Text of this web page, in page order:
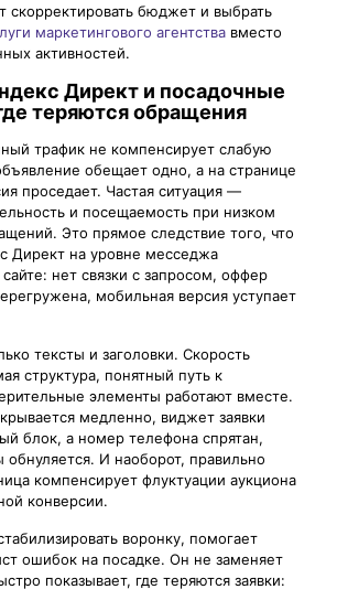
скорректировать бюджет и выбрать
маркетингового агентствавместо
активностей.
Директ и посадочные
теряются обращения
трафик не компенсирует слабую
обещает одно, а на странице
проседает. Частая ситуация —
и посещаемость при низком
Это прямое следствие того, что
Директ на уровне месседжа
нет связки с запросом, оффер
мобильная версия уступает
тексты и заголовки. Скорость
структура, понятный путь к
элементы работают вместе.
медленно, виджет заявки
блок, а номер телефона спрятан,
И наоборот, правильно
компенсирует флуктуации аукциона
конверсии.
воронку, помогает
ошибок на посадке. Он не заменяет
показывает, где теряются заявки: